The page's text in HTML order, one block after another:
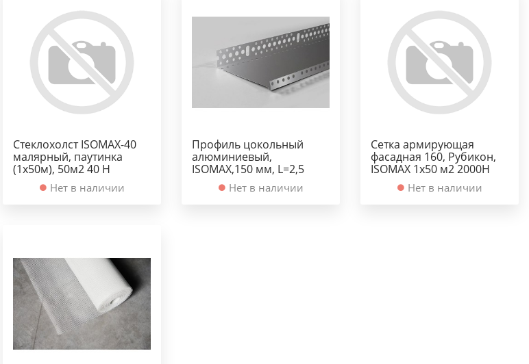
Стеклохолст ISOMAX-40
малярный, паутинка
(1х50м), 50м2 40 Н
Нет в наличии
Профиль цокольный
алюминиевый,
ISOMAX,150 мм, L=2,5
Нет в наличии
Сетка армирующая
фасадная 160, Рубикон,
ISOMAX 1х50 м2 2000Н
Нет в наличии